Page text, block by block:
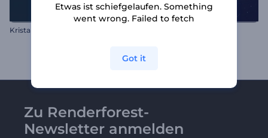
Kristallexplosion-Logo-Reveal
Zu Renderforest-
Newsletter anmelden
Etwas ist schiefgelaufen. Something
went wrong. Failed to fetch
Got it